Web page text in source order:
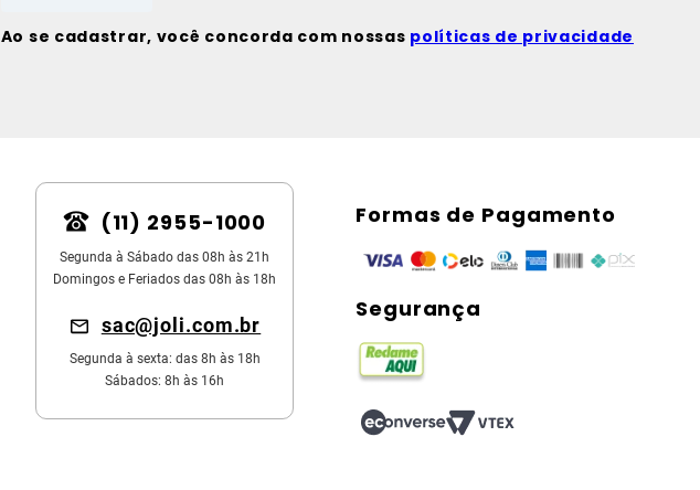
Ao se cadastrar, você concorda com nossas políticas de privacidade
(11) 2955-1000
Segunda à Sábado das 08h às 21h
Domingos e Feriados das 08h às 18h
sac@joli.com.br
Segunda à sexta: das 8h às 18h
Sábados: 8h às 16h
Formas de Pagamento
Segurança